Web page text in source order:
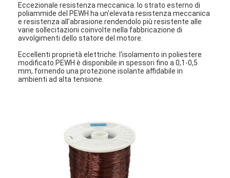
Eccezionale resistenza meccanica: lo strato esterno di
poliammide del PEWH ha un'elevata resistenza meccanica
e resistenza all'abrasione.rendendolo più resistente alle
varie sollecitazioni coinvolte nella fabbricazione di
avvolgimenti dello statore del motore.
Eccellenti proprietà elettriche: l'isolamento in poliestere
modificato PEWH è disponibile in spessori fino a 0,1-0,5
mm, fornendo una protezione isolante affidabile in
ambienti ad alta tensione.